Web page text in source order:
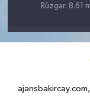
Rüzgar: 8.61